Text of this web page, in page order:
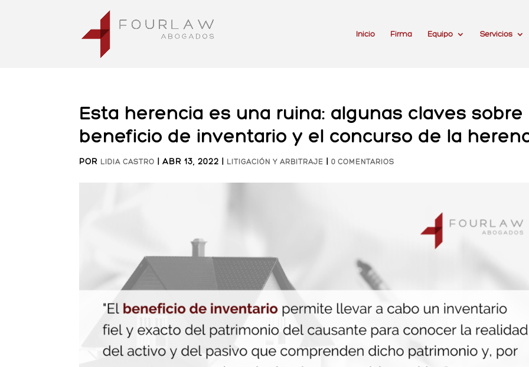
Inicio Firma Equipo Servicios
Esta herencia es una ruina: algunas claves sobre
beneficio de inventario y el concurso de la
POR LIDIA CASTRO |ABR 13, 2022 LITIGACIÓN Y ARBITRAJE |0 COMENTARIOS